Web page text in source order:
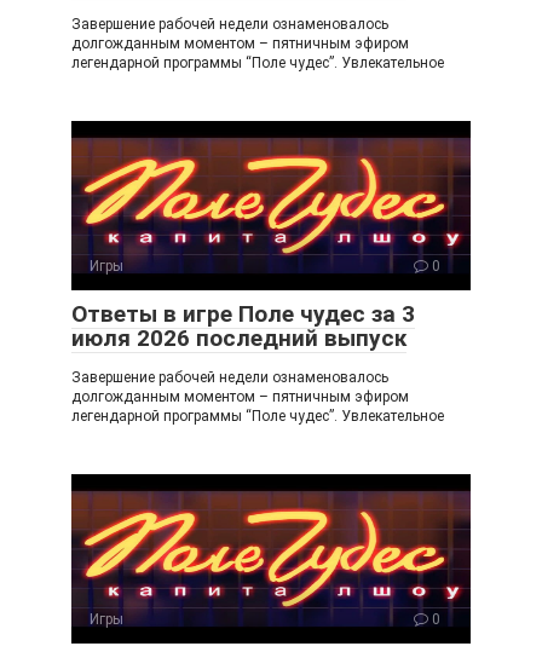
Завершение рабочей недели ознаменовалось
долгожданным моментом – пятничным эфиром
легендарной программы “Поле чудес”. Увлекательное
Игры 0
Ответы в игре Поле чудес за 3
июля 2026 последний выпуск
Завершение рабочей недели ознаменовалось
долгожданным моментом – пятничным эфиром
легендарной программы “Поле чудес”. Увлекательное
Игры 0